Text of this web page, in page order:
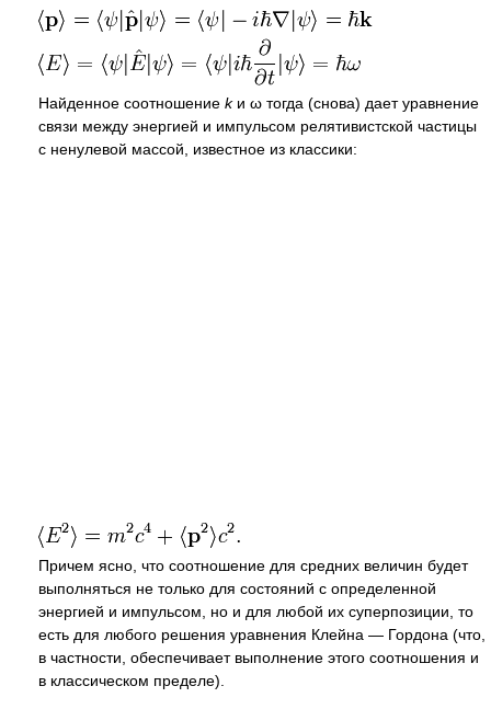
Найденное соотношение kи ω тогда (снова) дает уравнение
связи между энергией и импульсом релятивистской частицы
с ненулевой массой, известное из классики:
Причем ясно, что соотношение для средних величин будет
выполняться не только для состояний с определенной
энергией и импульсом, но и для любой их суперпозиции, то
есть для любого решения уравнения Клейна — Гордона (что,
в частности, обеспечивает выполнение этого соотношения и
в классическом пределе).